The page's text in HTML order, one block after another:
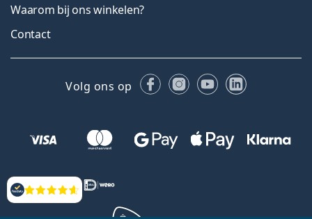
Beoordelingen
Waarom bij ons winkelen?
Contact
Volg ons op FacebookInstagram
YouTubeLinkedIn